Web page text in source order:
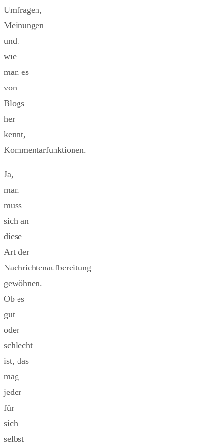
Umfragen,
Meinungen
und,
wie
man es
von
Blogs
her
kennt,
Kommentarfunktionen.
Ja,
man
muss
sich an
diese
Art der
Nachrichtenaufbereitung
gewöhnen.
Ob es
gut
oder
schlecht
ist, das
mag
jeder
für
sich
selbst